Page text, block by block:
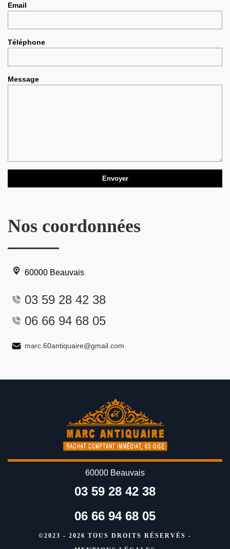
Email
Téléphone
Message
Nos coordonnées
60000 Beauvais
03 59 28 42 38
06 66 94 68 05
marc.60antiquaire@gmail.com
60000 Beauvais
03 59 28 42 38
06 66 94 68 05
©2023 - 2026 TOUS DROITS RÉSERVÉS -